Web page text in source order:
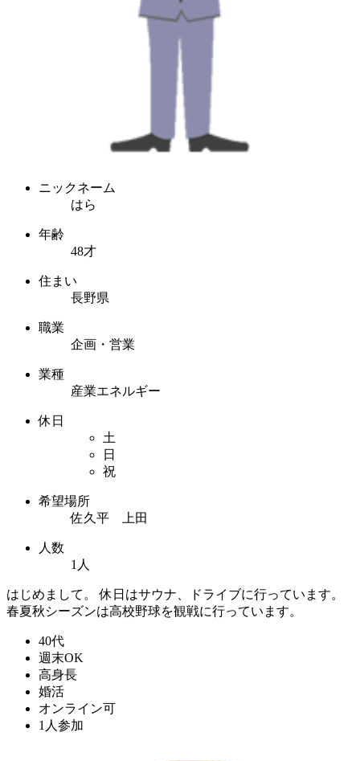
ニックネーム
はら
年齢
48才
住まい
長野県
職業
企画・営業
業種
産業エネルギー
休日
土
日
祝
希望場所
佐久平 上田
人数
1人
はじめまして。 休日はサウナ、ドライブに行っています。
春夏秋シーズンは高校野球を観戦に行っています。
40代
週末OK
高身長
婚活
オンライン可
1人参加